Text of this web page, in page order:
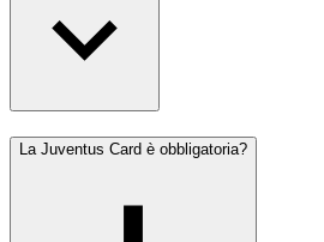
La Juventus Card è obbligatoria?